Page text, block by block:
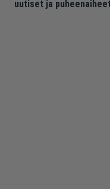
uutiset ja